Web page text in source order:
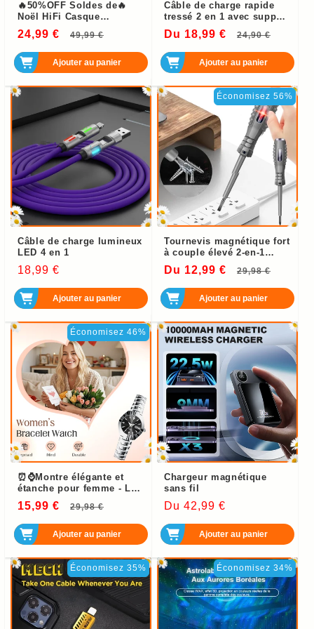
🔥50%OFF Soldes de🔥
Noël HiFi Casque
Bluetooth étanche à
crochet d’oreille -
Achetez-en 2 et obtenez la
livraison gratuite
24,99 €
Prix
habituel
49,99 €
soldé
Ajouter au panier
Câble de charge rapide
tressé 2 en 1 avec support
de téléphone intégré
Du 18,99 €
Prix
habituel
24,90 €
soldé
Ajouter au panier
Câble de charge lumineux
LED 4 en 1
Prix
habituel
18,99 €
Ajouter au panier
Économisez 56%
Tournevis magnétique fort
à couple élevé 2-en-1
Détecteur d'électricité
Du 12,99 €
Prix
habituel
29,98 €
soldé
Ajouter au panier
Économisez 46%
⏰⌚Montre élégante et
étanche pour femme - Le
plus beau cadeau🎁
15,99 €
Prix
habituel
29,98 €
soldé
Ajouter au panier
Chargeur magnétique
sans fil
Prix
habituel
Du 42,99 €
Ajouter au panier
Économisez 35% Économisez 34%